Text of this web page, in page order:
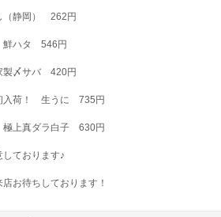
（静岡） 262円
鮮ハタ 546円
製〆サバ 420円
入荷！ 生うに 735円
上真ダラ白子 630円
しております♪
お待ちしております！